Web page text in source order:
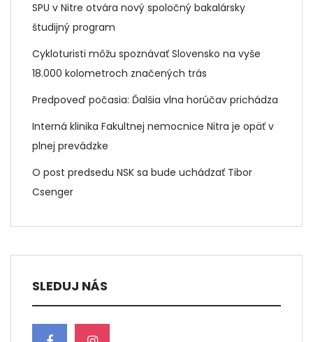
SPU v Nitre otvára nový spoločný bakalársky
študijný program
Cykloturisti môžu spoznávať Slovensko na vyše
18.000 kolometroch značených trás
Predpoveď počasia: Ďalšia vlna horúčav prichádza
Interná klinika Fakultnej nemocnice Nitra je opäť v
plnej prevádzke
O post predsedu NSK sa bude uchádzať Tibor
Csenger
SLEDUJ NÁS